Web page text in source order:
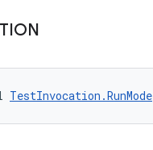
TestInvocation.RunMode